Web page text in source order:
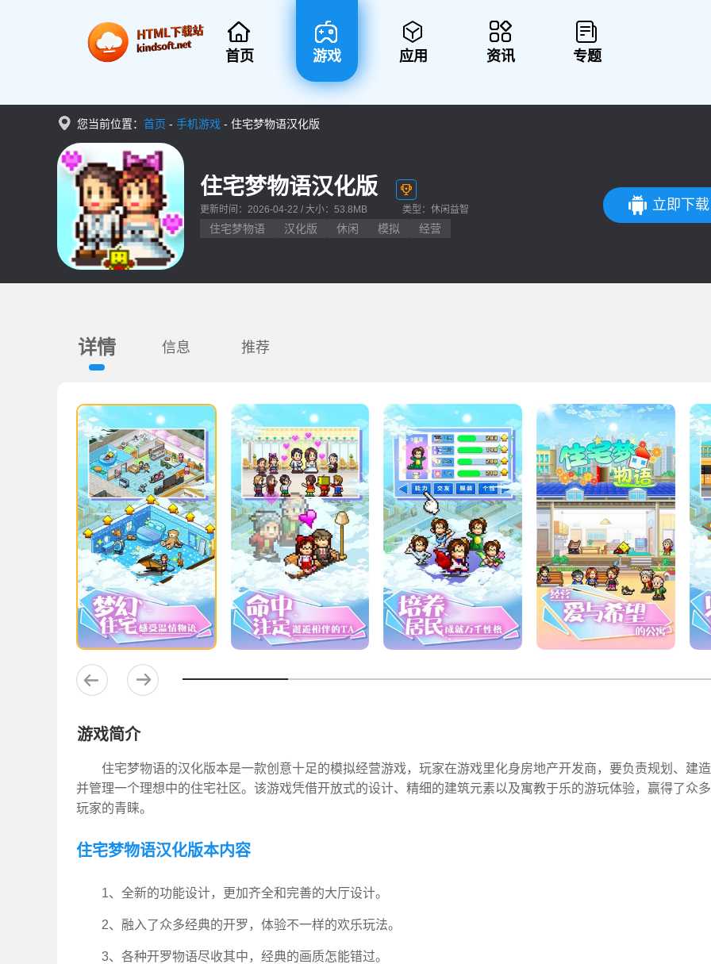
首页 游戏 应用 资讯 专题
您当前位置： 首页 - 手机游戏 - 住宅梦物语汉化版
住宅梦物语汉化版
更新时间：2026-04-22 / 大小：53.8MB 类型：休闲益智
住宅梦物语 汉化版 休闲 模拟 经营
立即下载
详情 信息 推荐
游戏简介
住宅梦物语的汉化版本是一款创意十足的模拟经营游戏，玩家在游戏里化身房地产开发商，要负责规划、建造
并管理一个理想中的住宅社区。该游戏凭借开放式的设计、精细的建筑元素以及寓教于乐的游玩体验，赢得了众多
玩家的青睐。
住宅梦物语汉化版本内容
1、全新的功能设计，更加齐全和完善的大厅设计。
2、融入了众多经典的开罗，体验不一样的欢乐玩法。
3、各种开罗物语尽收其中，经典的画质怎能错过。